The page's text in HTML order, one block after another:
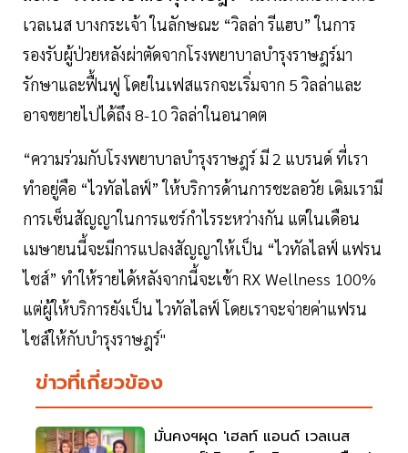
เวลเนส บางกระเจ้า ในลักษณะ “วิลล่า รีแฮบ” ในการ
รองรับผู้ป่วยหลังผ่าตัดจากโรงพยาบาลบำรุงราษฎร์มา
รักษาและฟื้นฟู โดยในเฟสแรกจะเริ่มจาก 5 วิลล่าและ
อาจขยายไปได้ถึง 8-10 วิลล่าในอนาคต
“ความร่วมกับโรงพยาบาลบำรุงราษฎร์ มี 2 แบรนด์ ที่เรา
ทำอยู่คือ “ไวทัลไลฟ์” ให้บริการด้านการชะลอวัย เดิมเรามี
การเซ็นสัญญาในการแชร์กำไรระหว่างกัน แต่ในเดือน
เมษายนนี้จะมีการแปลงสัญญาให้เป็น “ไวทัลไลฟ์ แฟรน
ไชส์” ทำให้รายได้หลังจากนี้จะเข้า RX Wellness 100%
แต่ผู้ให้บริการยังเป็น ไวทัลไลฟ์ โดยเราจะจ่ายค่าแฟรน
ไชส์ให้กับบำรุงราษฎร์"
ข่าวที่เกี่ยวข้อง
มั่นคงฯผุด 'เฮลท์ แอนด์ เวลเนส